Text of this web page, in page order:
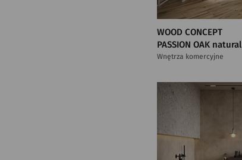
WOOD CONCEPT
PASSION OAK natural
Wnętrza komercyjne